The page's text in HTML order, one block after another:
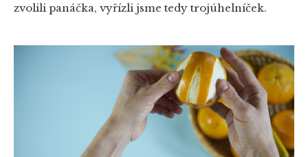
zvolili panáčka, vyřízli jsme tedy trojúhelníček.